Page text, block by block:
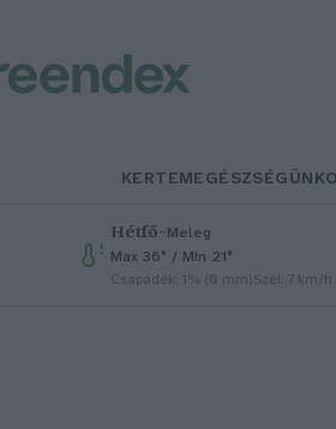
KERTEMEGÉSZSÉGÜNK
Hétfő–Meleg
Max 36° / Min 21°
Csapadék: 1% (0 mm)Szél: 7 km/h